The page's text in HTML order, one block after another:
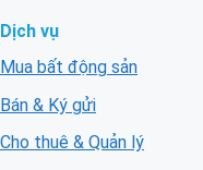
Dịch vụ
Mua bất động sản
Bán & Ký gửi
Cho thuê & Quản lý